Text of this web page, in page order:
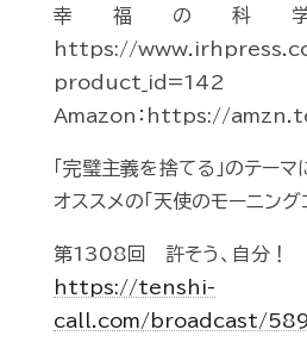
幸福の科
https://
product_id=142
Amazon：https://
「完璧主義を捨てる」のテー
オススメの「天使のモーニン
第1308回 許そう、自分！
https://tenshi-
call.com/broadcast/